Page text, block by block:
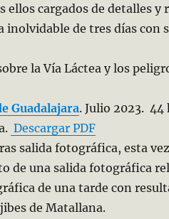
cargados de detalles y
inolvidable de tres días con
la Vía Láctea y los
Guadalajara. Julio 2023. 44
Descargar PDF
salida fotográfica, esta
de una salida fotográfica
de una tarde con
de Matallana.